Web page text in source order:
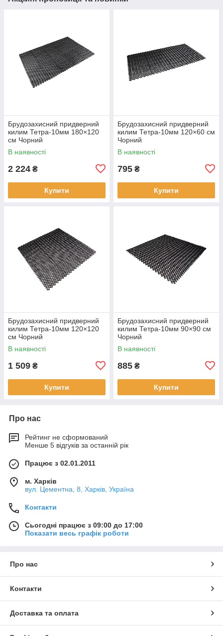
Брудозахисний придверний
килим Тетра-10мм 180×120
см Чорний
В наявності
2 224 ₴
Купити
Брудозахисний придверний
килим Тетра-10мм 120×60 см
Чорний
В наявності
795 ₴
Купити
Брудозахисний придверний
килим Тетра-10мм 120×120
см Чорний
В наявності
1 509 ₴
Купити
Брудозахисний придверний
килим Тетра-10мм 90×90 см
Чорний
В наявності
885 ₴
Купити
Про нас
Рейтинг не сформований
Менше 5 відгуків за останній рік
Працює з 02.01.2011
м. Харків
вул. Цементна, 8, Харків, Україна
Контакти
Сьогодні працює з 09:00 до 17:00
Показати весь графік роботи
Про нас
Контакти
Доставка та оплата